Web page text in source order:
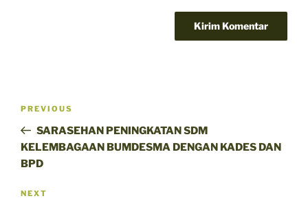
Previous
Post
PREVIOUS
SARASEHAN PENINGKATAN SDM
KELEMBAGAAN BUMDESMA DENGAN KADES DAN
BPD
Next
NEXT